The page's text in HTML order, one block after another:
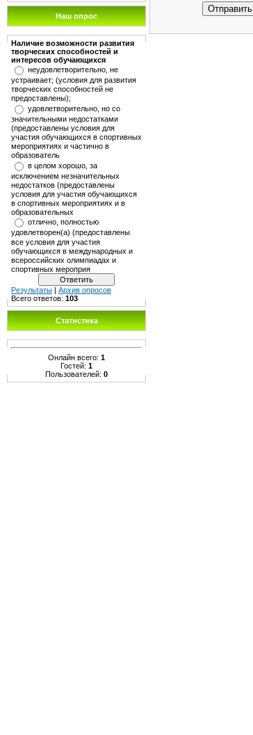
Наш опрос
Наличие возможности развития
творческих способностей и
интересов обучающихся
неудовлетворительно, не
устраивает; (условия для развития
творческих способностей не
предоставлены);
удовлетворительно, но со
значительными недостатками
(предоставлены условия для
участия обучающихся в спортивных
мероприятиях и частично в
образователь
в целом хорошо, за
исключением незначительных
недостатков (предоставлены
условия для участия обучающихся
в спортивных мероприятиях и в
образовательных
отлично, полностью
удовлетворен(а) (предоставлены
все условия для участия
обучающихся в международных и
всероссийских олимпиадах и
спортивных мероприя
Результаты
Архив опросов
Всего ответов: 103
Статистика
Онлайн всего: 1
Гостей: 1
Пользователей: 0
Отправить